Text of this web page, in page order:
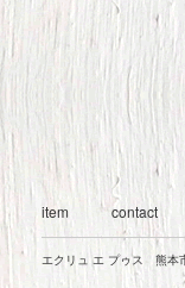
item contact
エクリュ エ プゥス 熊